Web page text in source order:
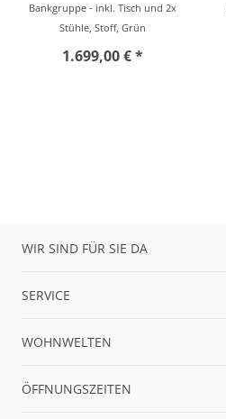
Bankgruppe - inkl. Tisch und 2x
Stühle, Stoff, Grün
1.699,00 € *
WIR SIND FÜR SIE DA
SERVICE
WOHNWELTEN
ÖFFNUNGSZEITEN